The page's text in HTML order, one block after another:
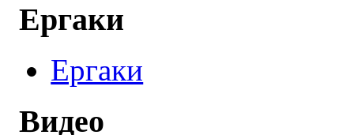
Ергаки
Ергаки
Видео